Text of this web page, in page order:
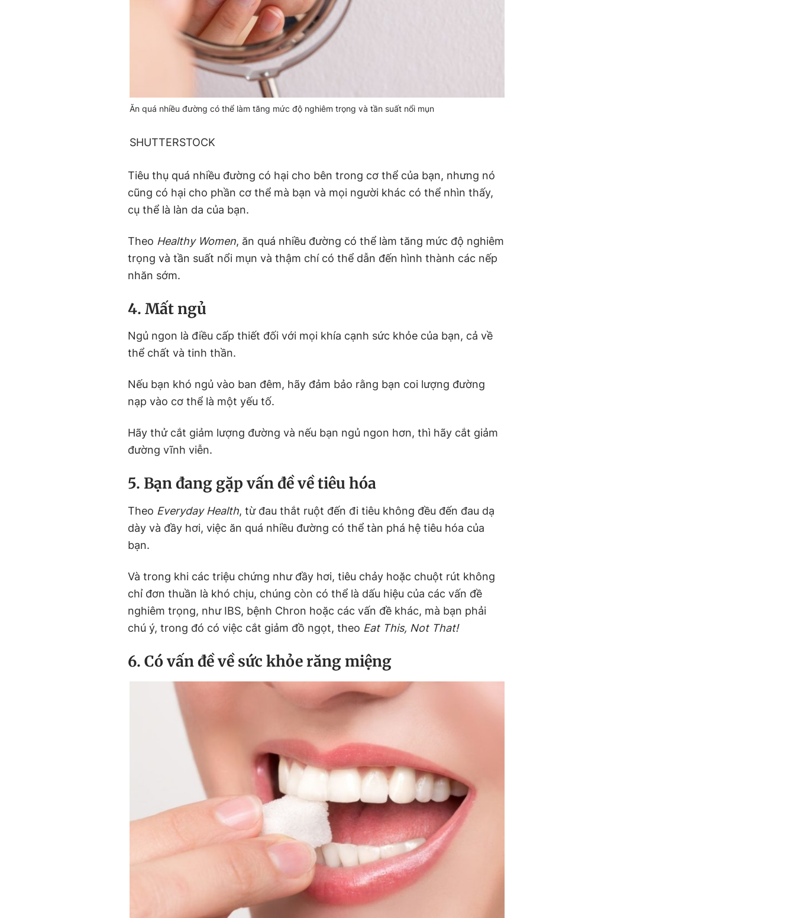
Ăn quá nhiều đường có thể làm tăng mức độ nghiêm trọng và tần suất nổi mụn
SHUTTERSTOCK
Tiêu thụ quá nhiều đường có hại cho bên trong cơ thể của bạn, nhưng nó
cũng có hại cho phần cơ thể mà bạn và mọi người khác có thể nhìn thấy,
cụ thể là làn da của bạn.
Theo Healthy Women, ăn quá nhiều đường có thể làm tăng mức độ nghiêm
trọng và tần suất nổi mụn và thậm chí có thể dẫn đến hình thành các nếp
nhăn sớm.
4. Mất ngủ
Ngủ ngon là điều cấp thiết đối với mọi khía cạnh sức khỏe của bạn, cả về
thể chất và tinh thần.
Nếu bạn khó ngủ vào ban đêm, hãy đảm bảo rằng bạn coi lượng đường
nạp vào cơ thể là một yếu tố.
Hãy thử cắt giảm lượng đường và nếu bạn ngủ ngon hơn, thì hãy cắt giảm
đường vĩnh viễn.
5. Bạn đang gặp vấn đề về tiêu hóa
Theo Everyday Health, từ đau thắt ruột đến đi tiêu không đều đến đau dạ
dày và đầy hơi, việc ăn quá nhiều đường có thể tàn phá hệ tiêu hóa của
bạn.
Và trong khi các triệu chứng như đầy hơi, tiêu chảy hoặc chuột rút không
chỉ đơn thuần là khó chịu, chúng còn có thể là dấu hiệu của các vấn đề
nghiêm trọng, như IBS, bệnh Chron hoặc các vấn đề khác, mà bạn phải
chú ý, trong đó có việc cắt giảm đồ ngọt, theo Eat This, Not That!
6. Có vấn đề về sức khỏe răng miệng